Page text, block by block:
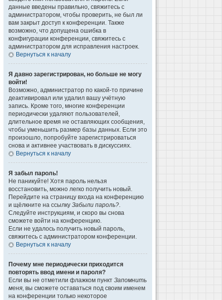
данные введены правильно, свяжитесь с
администратором, чтобы проверить, не был ли
вам закрыт доступ к конференции. Также
возможно, что допущена ошибка в
конфигурации конференции, свяжитесь с
администратором для исправления настроек.
Вернуться к началу
Я давно зарегистрирован, но больше не могу
войти!
Возможно, администратор по какой-то причине
деактивировал или удалил вашу учётную
запись. Кроме того, многие конференции
периодически удаляют пользователей,
длительное время не оставляющих сообщения,
чтобы уменьшить размер базы данных. Если это
произошло, попробуйте зарегистрироваться
снова и активнее участвовать в дискуссиях.
Вернуться к началу
Я забыл пароль!
Не паникуйте! Хотя пароль нельзя
восстановить, можно легко получить новый.
Перейдите на страницу входа на конференцию
и щёлкните на ссылку Забыли пароль?.
Следуйте инструкциям, и скоро вы снова
сможете войти на конференцию.
Если не удалось получить новый пароль,
свяжитесь с администратором конференции.
Вернуться к началу
Почему мне периодически приходится
повторять ввод имени и пароля?
Если вы не отметили флажком пункт Запомнить
меня, вы сможете оставаться под своим именем
на конференции только некоторое